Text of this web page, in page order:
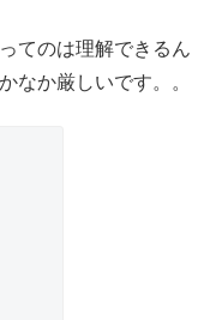
てのは理解できるん
なか厳しいです。。